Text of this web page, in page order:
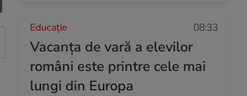
Educație 08:33
Vacanța de vară a elevilor
români este printre cele mai
lungi din Europa